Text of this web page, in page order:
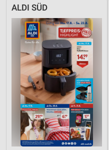
ALDI SÜD